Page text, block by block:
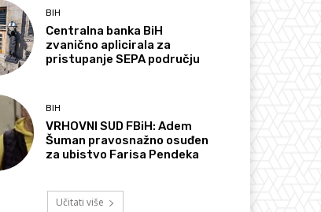
BIH
Centralna banka BiH
zvanično aplicirala za
pristupanje SEPA području
BIH
VRHOVNI SUD FBiH: Adem
Šuman pravosnažno osuđen
za ubistvo Farisa Pendeka
Učitati više